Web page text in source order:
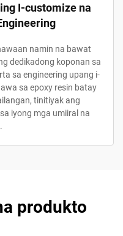
I-customize na
namin na bawat
dedikadong koponan sa
sa engineering upang i-
sa epoxy resin batay
tinitiyak ang
iyong mga umiiral na
produkto